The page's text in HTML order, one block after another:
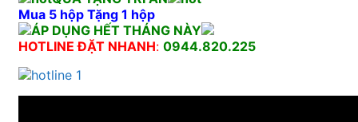
Mua 5 hộp Tặng 1 hộp
ÁP DỤNG HẾT THÁNG NÀY
HOTLINE ĐẶT NHANH: 0944.820.225